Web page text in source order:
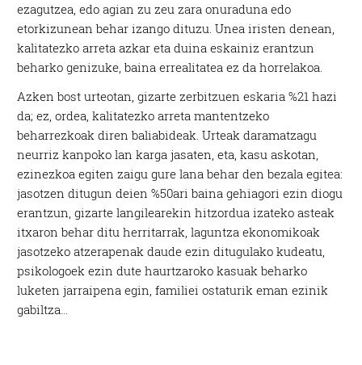
ezagutzea, edo agian zu zeu zara onuraduna edo
etorkizunean behar izango dituzu. Unea iristen denean,
kalitatezko arreta azkar eta duina eskainiz erantzun
beharko genizuke, baina errealitatea ez da horrelakoa.
Azken bost urteotan, gizarte zerbitzuen eskaria %21 hazi
da; ez, ordea, kalitatezko arreta mantentzeko
beharrezkoak diren baliabideak. Urteak daramatzagu
neurriz kanpoko lan karga jasaten, eta, kasu askotan,
ezinezkoa egiten zaigu gure lana behar den bezala egitea:
jasotzen ditugun deien %50ari baina gehiagori ezin diogu
erantzun, gizarte langilearekin hitzordua izateko asteak
itxaron behar ditu herritarrak, laguntza ekonomikoak
jasotzeko atzerapenak daude ezin ditugulako kudeatu,
psikologoek ezin dute haurtzaroko kasuak beharko
luketen jarraipena egin, familiei ostaturik eman ezinik
gabiltza…